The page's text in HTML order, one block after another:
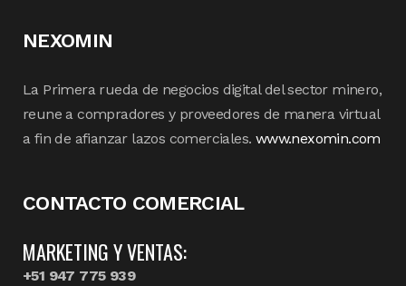
NEXOMIN
La Primera rueda de negocios digital del sector minero,
reune a compradores y proveedores de manera virtual
a fin de afianzar lazos comerciales. www.nexomin.com
CONTACTO COMERCIAL
MARKETING Y VENTAS:
+51 947 775 939